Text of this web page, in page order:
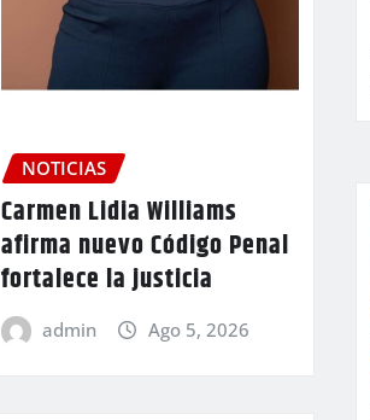
NOTICIAS
Carmen Lidia Williams
afirma nuevo Código Penal
fortalece la justicia
admin Ago 5, 2026